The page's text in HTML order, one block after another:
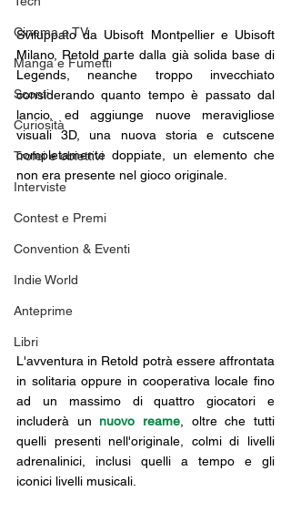
Cinema e TV
Manga e Fumetti
Sconti
Curiosità
Trofei e obiettivi
Interviste
Contest e Premi
Convention & Eventi
Indie World
Anteprime
Libri
Sviluppato da Ubisoft Montpellier e Ubisoft
Milano, Retold parte dalla già solida base di
Legends, neanche troppo invecchiato
considerando quanto tempo è passato dal
lancio, ed aggiunge nuove meravigliose
visuali 3D, una nuova storia e cutscene
completamente doppiate, un elemento che
non era presente nel gioco originale.
L'avventura in Retold potrà essere affrontata
in solitaria oppure in cooperativa locale fino
ad un massimo di quattro giocatori e
includerà un nuovo reame , oltre che tutti
quelli presenti nell'originale, colmi di livelli
adrenalinici, inclusi quelli a tempo e gli
iconici livelli musicali.